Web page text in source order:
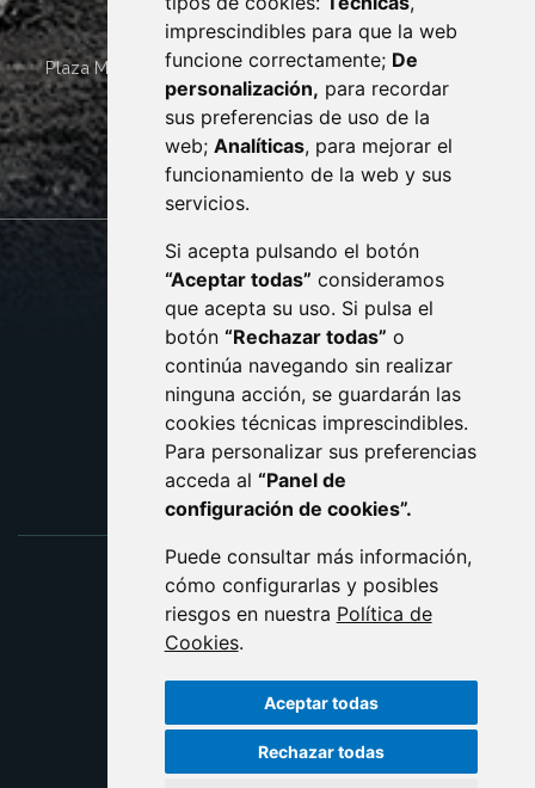
imprescindibles para que la web
funcione correctamente; De
personalización, para recordar
sus preferencias de uso de la
web; Analíticas, para mejorar el
funcionamiento de la web y sus
servicios.
Si acepta pulsando el botón
“Aceptar todas” consideramos
que acepta su uso. Si pulsa el
botón “Rechazar todas” o
continúa navegando sin realizar
ninguna acción, se guardarán las
cookies técnicas imprescindibles.
Para personalizar sus preferencias
acceda al “Panel de
configuración de cookies”.
Puede consultar más información,
cómo configurarlas y posibles
riesgos en nuestra Política de
Cookies.
Aceptar todas
Rechazar todas
Plaza Mayor 4 22400 MONZÓN - ARAGÓN (ESPAÑA)
· (34) 974 400 700 ·
sac@monzon.es
monzon.es
CONTACTO
AVISO LEGAL
PROTECCIÓN DE DATOS
POLÍTICA DE COOKIES
ACCESIBILIDAD
ENLACE EXTERNO AL